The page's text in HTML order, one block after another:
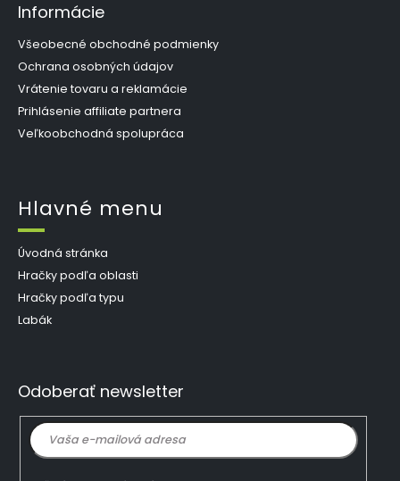
Informácie
Všeobecné obchodné podmienky
Ochrana osobných údajov
Vrátenie tovaru a reklamácie
Prihlásenie affiliate partnera
Veľkoobchodná spolupráca
Hlavné menu
Úvodná stránka
Hračky podľa oblasti
Hračky podľa typu
Labák
Odoberať newsletter